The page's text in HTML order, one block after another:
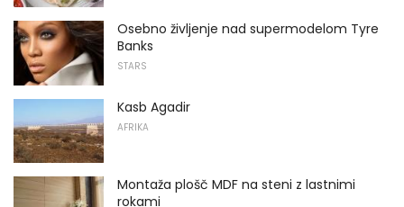
Osebno življenje nad supermodelom Tyre
Banks
STARS
Kasb Agadir
AFRIKA
Montaža plošč MDF na steni z lastnimi
rokami